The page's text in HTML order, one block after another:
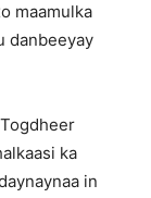
maamulka
danbeeyay
ka
in